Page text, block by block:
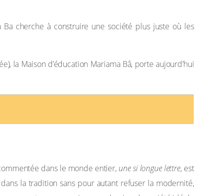
cherche à construire une société plus juste où les
la Maison d’éducation Mariama Bâ, porte aujourd’hui
dans le monde entier, une si longue lettre, est
la tradition sans pour autant refuser la modernité,